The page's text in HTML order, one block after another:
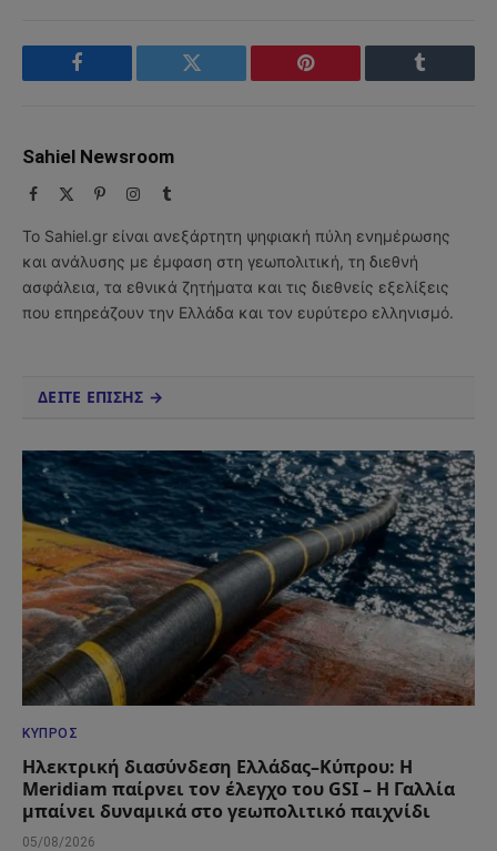
Facebook Twitter Pinterest Tumblr
Sahiel Newsroom
Facebook PinterestInstagram
Tumblr
Το Sahiel.gr είναι ανεξάρτητη ψηφιακή πύλη ενημέρωσης
και ανάλυσης με έμφαση στη γεωπολιτική, τη διεθνή
ασφάλεια, τα εθνικά ζητήματα και τις διεθνείς εξελίξεις
που επηρεάζουν την Ελλάδα και τον ευρύτερο ελληνισμό.
ΔΕΙΤΕ ΕΠΙΣΗΣ →
ΚΎΠΡΟΣ
Ηλεκτρική διασύνδεση Ελλάδας–Κύπρου: Η
Meridiam παίρνει τον έλεγχο του GSI – Η Γαλλία
μπαίνει δυναμικά στο γεωπολιτικό παιχνίδι
05/08/2026